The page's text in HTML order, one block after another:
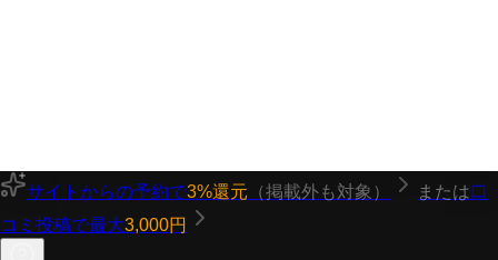
サイトからの予約で3%還元 （掲載外も対象） または口
コミ投稿で最大3,000円